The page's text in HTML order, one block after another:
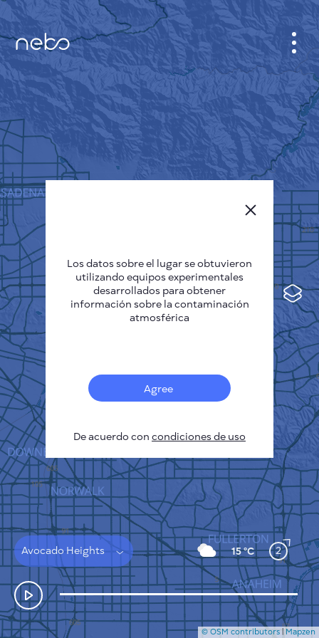
Sensores
Mapa de contaminación
Manchas térmicas
Viento
Avocado Heights 15 °C 2
GABINETE
PLANO DE LA CIUDAD
SENSOR NEBO
QUIÉNES SOMOS
Deutsch
Español
Français
CÓMO FUNCIONA
POLÍTICA DE PRIVACIDAD
CONDICIONES GENERALES
GUÍA DE INSTALACIÓN
API
FAQ
CONTACTE CON NOSOTROS
© OSM contributors | Mapzen
Los datos sobre el lugar se obtuvieron
utilizando equipos experimentales
desarrollados para obtener
información sobre la contaminación
atmosférica
Agree
De acuerdo con condiciones de uso